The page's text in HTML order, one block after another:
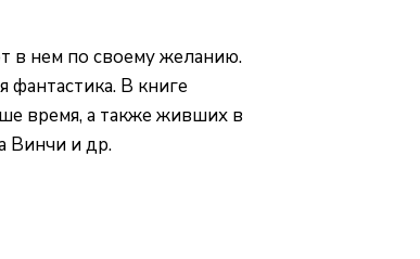
в нем по своему желанию.
фантастика. В книге
время, а также живших в
Винчи и др.